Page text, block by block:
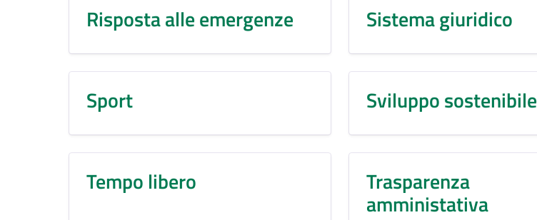
Risposta alle emergenze Sistema giuridico
Sport Sviluppo sostenibile
Tempo libero Trasparenza
amministativa